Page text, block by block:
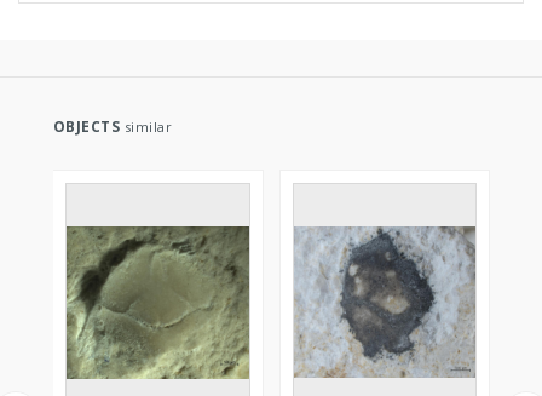
OBJECTS similar